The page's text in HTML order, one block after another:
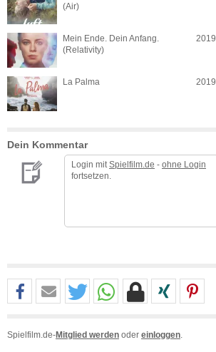
(Air)
Mein Ende. Dein Anfang.
(Relativity)
2019
La Palma 2019
Dein Kommentar
Login mit Spielfilm.de - ohne Login
fortsetzen.
Spielfilm.de-Mitglied werden oder einloggen